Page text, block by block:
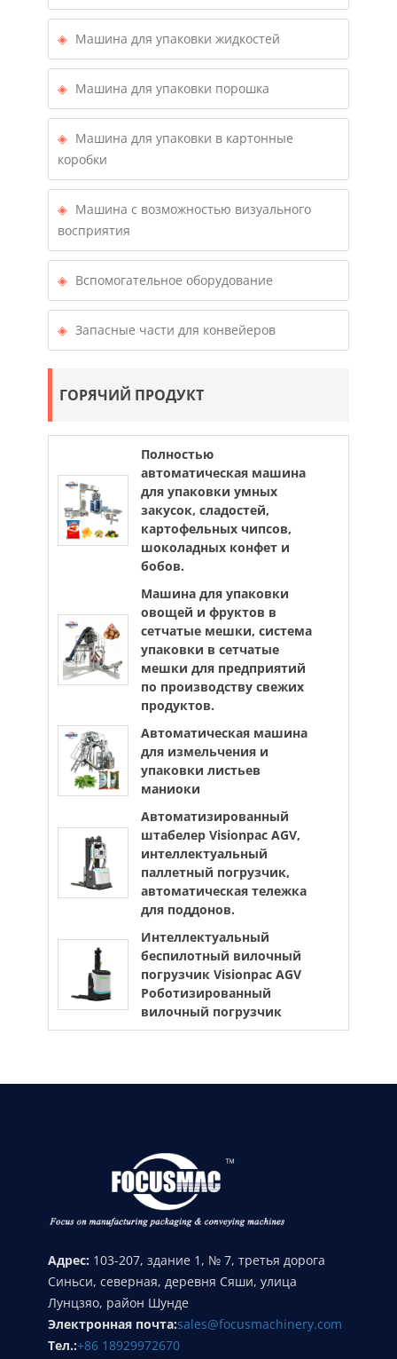
Машина для упаковки жидкостей
Машина для упаковки порошка
Машина для упаковки в картонные
коробки
Машина с возможностью визуального
восприятия
Вспомогательное оборудование
Запасные части для конвейеров
ГОРЯЧИЙ ПРОДУКТ
Полностью
автоматическая машина
для упаковки умных
закусок, сладостей,
картофельных чипсов,
шоколадных конфет и
бобов.
Машина для упаковки
овощей и фруктов в
сетчатые мешки, система
упаковки в сетчатые
мешки для предприятий
по производству свежих
продуктов.
Автоматическая машина
для измельчения и
упаковки листьев
маниоки
Автоматизированный
штабелер Visionpac AGV,
интеллектуальный
паллетный погрузчик,
автоматическая тележка
для поддонов.
Интеллектуальный
беспилотный вилочный
погрузчик Visionpac AGV
Роботизированный
вилочный погрузчик
Адрес: 103-207, здание 1, № 7, третья дорога
Синьси, северная, деревня Сяши, улица
Лунцзяо, район Шунде
Электронная почта:sales@focusmachinery.com
Тел.:+86 18929972670